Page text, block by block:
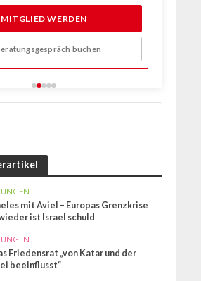
MITGLIED WERDEN
buchen
mit Aviel – Europas Grenzkrise
ist Israel schuld
Friedensrat „von Katar und der
beeinflusst“